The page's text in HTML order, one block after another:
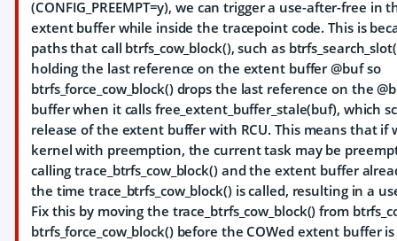
(CONFIG_PREEMPT=y), we can trigger a use-after-free in
extent buffer while inside the tracepoint code. This is
paths that call btrfs_cow_block(), such as
holding the last reference on the extent buffer @buf so
btrfs_force_cow_block() drops the last reference on the
buffer when it calls free_extent_buffer_stale(buf), which
release of the extent buffer with RCU. This means that if
kernel with preemption, the current task may be
calling trace_btrfs_cow_block() and the extent buffer
the time trace_btrfs_cow_block() is called, resulting in a
Fix this by moving the trace_btrfs_cow_block() from
btrfs_force_cow_block() before the COWed extent buffer